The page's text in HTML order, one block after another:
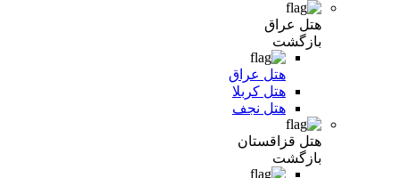
هتل عراق
بازگشت
هتل عراق
هتل کربلا
هتل نجف
هتل قزاقستان
بازگشت